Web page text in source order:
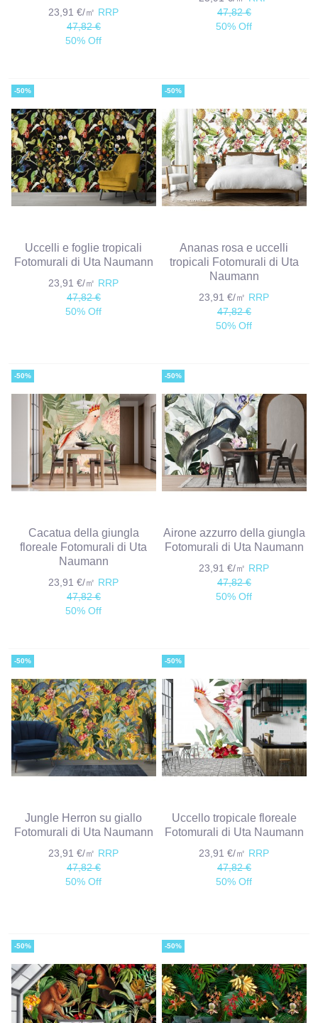
23,91 €/㎡ RRP
47,82 €
50% Off
47,82 €
50% Off
-50%
Uccelli e foglie tropicali
Fotomurali di Uta Naumann
23,91 €/㎡ RRP
47,82 €
50% Off
-50%
Ananas rosa e uccelli
tropicali Fotomurali di Uta
Naumann
23,91 €/㎡ RRP
47,82 €
50% Off
-50%
Cacatua della giungla
floreale Fotomurali di Uta
Naumann
23,91 €/㎡ RRP
47,82 €
50% Off
-50%
Airone azzurro della giungla
Fotomurali di Uta Naumann
23,91 €/㎡ RRP
47,82 €
50% Off
-50%
Jungle Herron su giallo
Fotomurali di Uta Naumann
23,91 €/㎡ RRP
47,82 €
50% Off
-50%
Uccello tropicale floreale
Fotomurali di Uta Naumann
23,91 €/㎡ RRP
47,82 €
50% Off
-50% -50%